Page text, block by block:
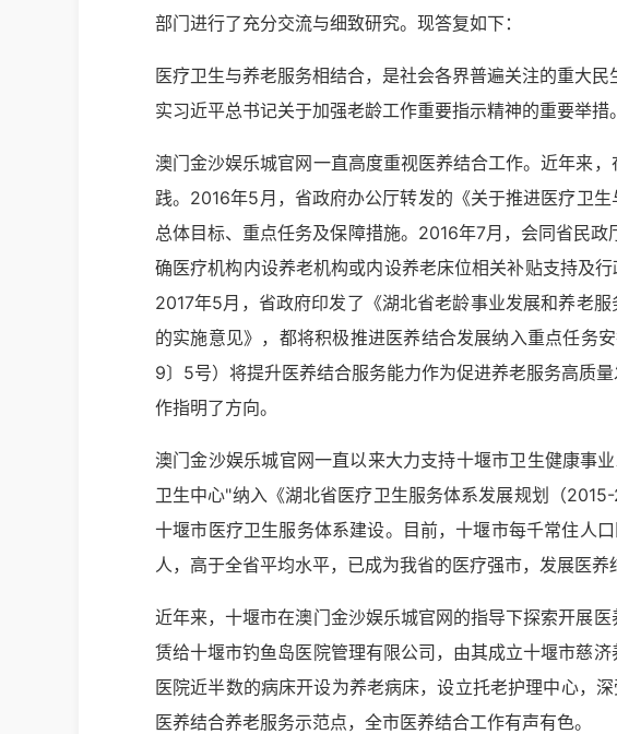
部门进行了充分交流与细致研究。现答复如下：
医疗卫生与养老服务相结合，是社会各界普遍关注的重大
实习近平总书记关于加强老龄工作重要指示精神的重要举措。
澳门金沙娱乐城官网一直高度重视医养结合工作。近年来
践。2016年5月，省政府办公厅转发的《关于推进医疗卫
总体目标、重点任务及保障措施。2016年7月，会同省民
确医疗机构内设养老机构或内设养老床位相关补贴支持及
2017年5月，省政府印发了《湖北省老龄事业发展和养老
的实施意见》，都将积极推进医养结合发展纳入重点任务
9〕5号）将提升医养结合服务能力作为促进养老服务高质
作指明了方向。
澳门金沙娱乐城官网一直以来大力支持十堰市卫生健康事
卫生中心"纳入《湖北省医疗卫生服务体系发展规划（
十堰市医疗卫生服务体系建设。目前，十堰市每千常住人
人，高于全省平均水平，已成为我省的医疗强市，发展医养
近年来，十堰市在澳门金沙娱乐城官网的指导下探索开展
赁给十堰市钓鱼岛医院管理有限公司，由其成立十堰市慈
医院近半数的病床开设为养老病床，设立托老护理中心，
医养结合养老服务示范点，全市医养结合工作有声有色。